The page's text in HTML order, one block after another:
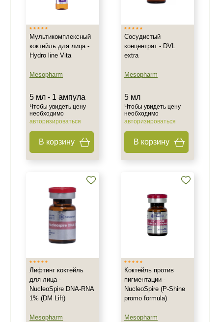
Мультикомплексный
коктейль для лица -
Hydro line Vita
Mesopharm
5 мл - 1 ампула
Чтобы увидеть цену
необходимо
авторизироваться
В корзину
Сосудистый
концентрат - DVL
extra
Mesopharm
5 мл
Чтобы увидеть цену
необходимо
авторизироваться
В корзину
Лифтинг коктейль
для лица -
NucleoSpire DNA-RNA
1% (DM Lift)
Mesopharm
Коктейль против
пигментации -
NucleoSpire (P-Shine
promo formula)
Mesopharm